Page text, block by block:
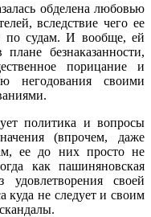
обделена любовью
вследствие чего ее
по судам. И вообще, ей
безнаказанности,
порицание и
негодования своими
политика и вопросы
(впрочем, даже
ее до них просто не
как пашиняновская
своей
куда не следует и своим